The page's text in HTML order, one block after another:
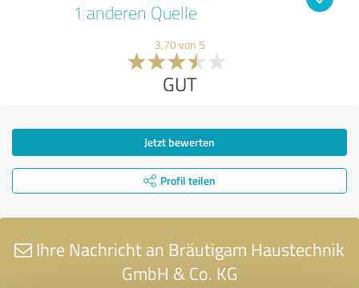
1 anderen Quelle
3,70 von 5
GUT
Jetzt bewerten
Profil teilen
Ihre Nachricht an Bräutigam Haustechnik
GmbH & Co. KG